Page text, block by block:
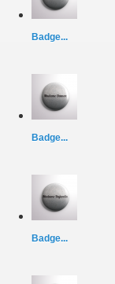
Badge...
Badge...
Badge...